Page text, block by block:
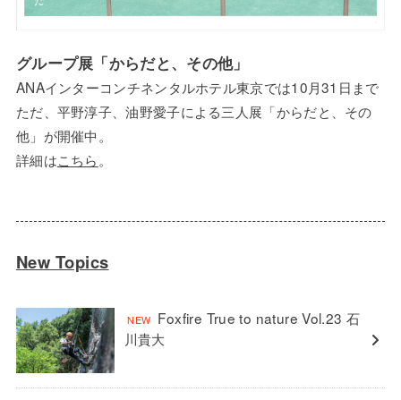
グループ展「からだと、その他」
ANAインターコンチネンタルホテル東京では10月31日まで
ただ、平野淳子、油野愛子による三人展「からだと、その
他」が開催中。
詳細はこちら 。
New Topics
Foxfire True to nature Vol.23 石
川貴大